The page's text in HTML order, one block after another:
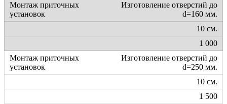
Изготовление отверстий до
d=160 мм.
10 см.
1 000
Изготовление отверстий до
d=250 мм.
10 см.
1 500